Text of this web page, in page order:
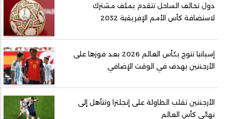
دول تحالف الساحل تتقدم بملف مشترك
لاستضافة كأس الأمم الإفريقية 2032
إسبانيا تتوج بكأس العالم 2026 بعد فوزها على
الأرجنتين بهدف في الوقت الإضافي
الأرجنتين تقلب الطاولة على إنجلترا وتتأهل إلى
نهائي كأس العالم